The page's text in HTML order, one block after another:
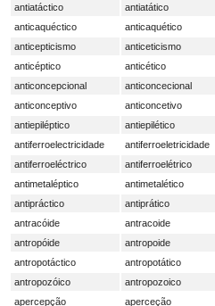
antiatáctico
antiatático
anticaquéctico
anticaquético
anticepticismo
anticeticismo
anticéptico
anticético
anticoncepcional
anticoncecional
anticonceptivo
anticoncetivo
antiepiléptico
antiepilético
antiferroelectricidade
antiferroeletricidade
antiferroeléctrico
antiferroelétrico
antimetaléptico
antimetalético
antipráctico
antiprático
antracóide
antracoide
antropóide
antropoide
antropotáctico
antropotático
antropozóico
antropozoico
apercepção
aperceção